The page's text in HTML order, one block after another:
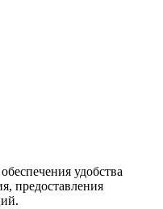
удобства
предоставления